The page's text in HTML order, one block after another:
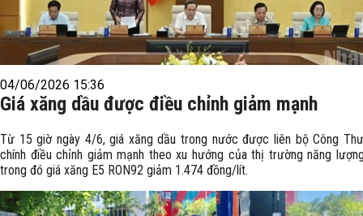
04/06/2026 15:36
Giá xăng dầu được điều chỉnh giảm mạnh
Từ 15 giờ ngày 4/6, giá xăng dầu trong nước được liên bộ Công
chính điều chỉnh giảm mạnh theo xu hướng của thị trường năng
trong đó giá xăng E5 RON92 giảm 1.474 đồng/lít.